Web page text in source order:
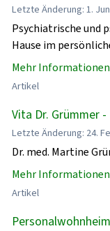
Letzte Änderung: 1.
Psychiatrische und
Hause im
Mehr Informationen
Artikel
Vita Dr. Grümmer -
Letzte Änderung: 24.
Dr. med. Martine
Mehr Informationen
Artikel